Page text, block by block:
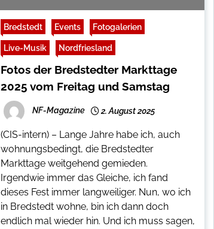
Bredstedt Events Fotogalerien
Live-Musik Nordfriesland
Fotos der Bredstedter Markttage
2025 vom Freitag und Samstag
NF-Magazine 2. August 2025
(CIS-intern) – Lange Jahre habe ich, auch
wohnungsbedingt, die Bredstedter
Markttage weitgehend gemieden.
Irgendwie immer das Gleiche, ich fand
dieses Fest immer langweiliger. Nun, wo ich
in Bredstedt wohne, bin ich dann doch
endlich mal wieder hin. Und ich muss sagen,